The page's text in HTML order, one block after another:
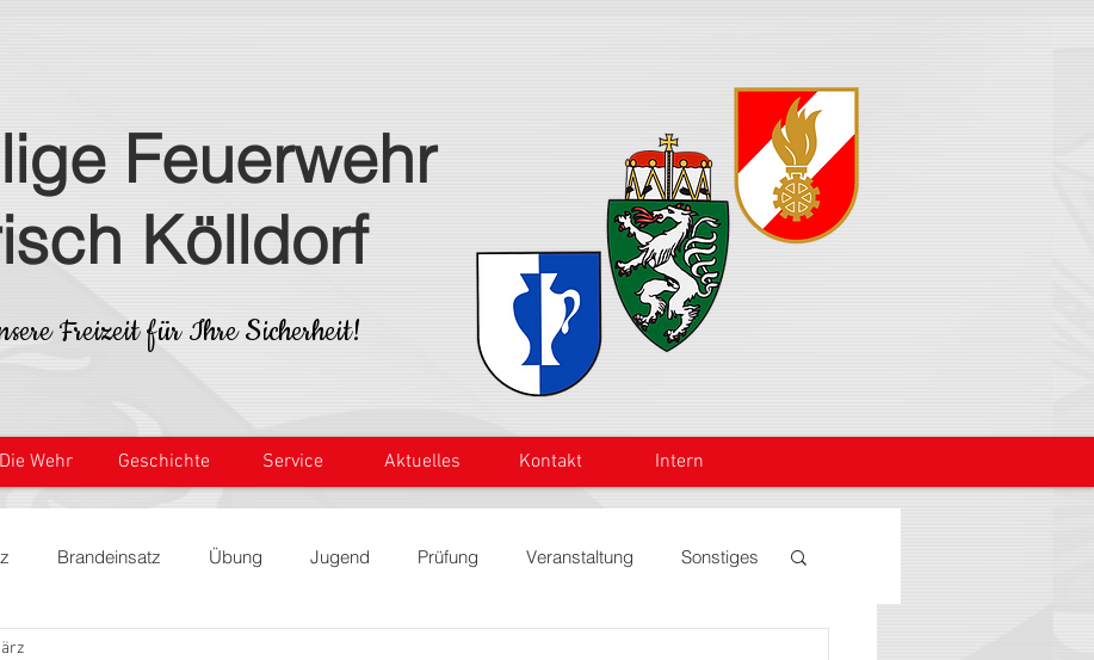
Feuerwehr
Kölldorf
Freizeit für Ihre Sicherheit!
Die Wehr Geschichte Service Aktuelles Kontakt Intern
Brandeinsatz Übung Jugend Prüfung Veranstaltung Sonstiges